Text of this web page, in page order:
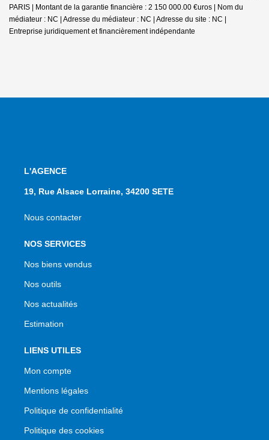
PARIS | Montant de la garantie financière : 2 150 000.00 €uros | Nom du
médiateur : NC | Adresse du médiateur : NC | Adresse du site : NC |
Entreprise juridiquement et financièrement indépendante
L'AGENCE
19, Rue Alsace Lorraine, 34200 SETE
Nous contacter
NOS SERVICES
Nos biens vendus
Nos outils
Nos actualités
Estimation
LIENS UTILES
Mon compte
Mentions légales
Politique de confidentialité
Politique des cookies